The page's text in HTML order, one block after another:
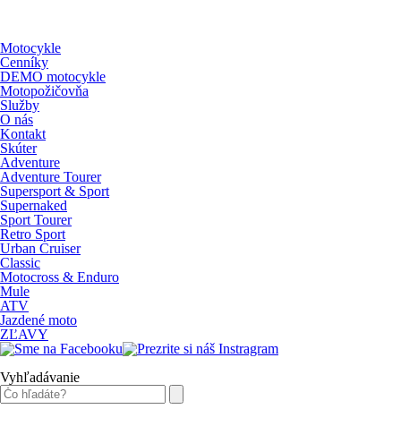
Motocykle
Cenníky
DEMO motocykle
Motopožičovňa
Služby
O nás
Kontakt
Skúter
Adventure
Adventure Tourer
Supersport & Sport
Supernaked
Sport Tourer
Retro Sport
Urban Cruiser
Classic
Motocross & Enduro
Mule
ATV
Jazdené moto
ZĽAVY
Vyhľadávanie